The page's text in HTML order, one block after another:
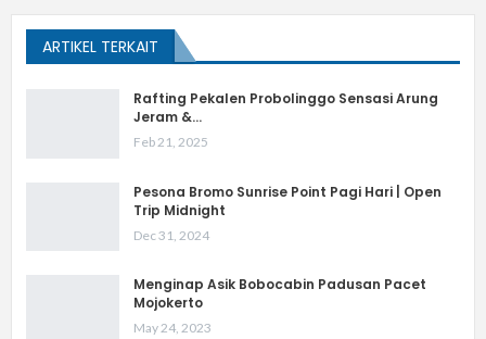
ARTIKEL TERKAIT
Rafting Pekalen Probolinggo Sensasi Arung
Jeram &…
Feb 21, 2025
Pesona Bromo Sunrise Point Pagi Hari | Open
Trip Midnight
Dec 31, 2024
Menginap Asik Bobocabin Padusan Pacet
Mojokerto
May 24, 2023